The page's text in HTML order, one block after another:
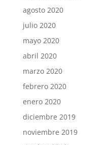
agosto 2020
julio 2020
mayo 2020
abril 2020
marzo 2020
febrero 2020
enero 2020
diciembre 2019
noviembre 2019